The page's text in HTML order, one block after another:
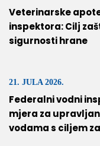
Veterinarske
inspektora: Cilj
sigurnosti hrane
21. JULA 2026.
Federalni vodni
mjera za
vodama s ciljem